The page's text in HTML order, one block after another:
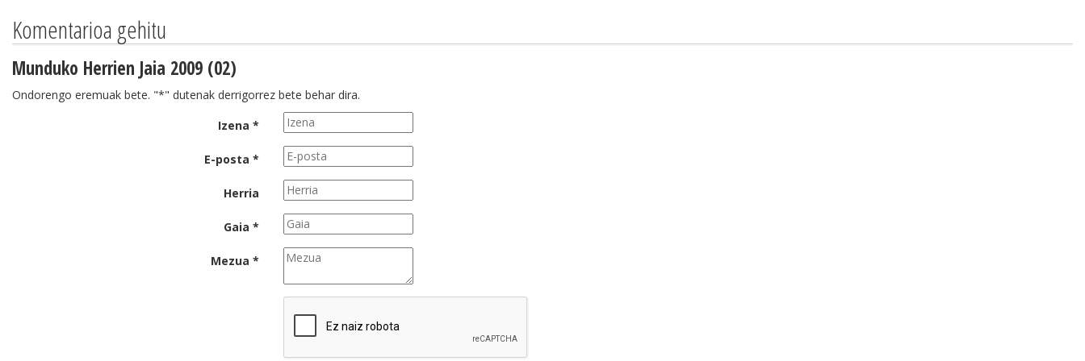
Komentarioa gehitu
Munduko Herrien Jaia 2009 (02)
Ondorengo eremuak bete. "*" dutenak derrigorrez bete behar dira.
Izena *
E-posta *
Herria
Gaia *
Mezua *